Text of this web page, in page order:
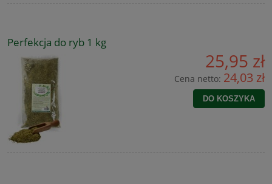
Perfekcja do ryb 1 kg
25,95 zł
Cena netto: 24,03 zł
DO KOSZYKA